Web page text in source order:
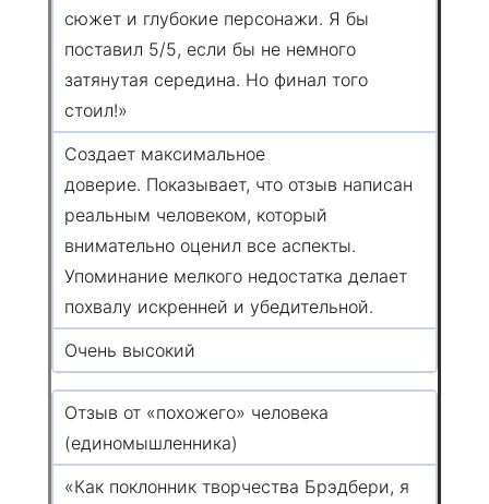
сюжет и глубокие персонажи. Я бы
поставил 5/5, если бы не немного
затянутая середина. Но финал того
стоил!»
Создает максимальное
доверие. Показывает, что отзыв написан
реальным человеком, который
внимательно оценил все аспекты.
Упоминание мелкого недостатка делает
похвалу искренней и убедительной.
Очень высокий
Отзыв от «похожего» человека
(единомышленника)
«Как поклонник творчества Брэдбери, я